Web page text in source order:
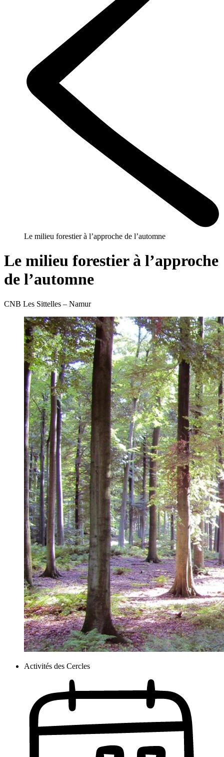
Le milieu forestier à l’approche de l’automne
Le milieu forestier à l’approche
de l’automne
CNB Les Sittelles – Namur
Activités des Cercles